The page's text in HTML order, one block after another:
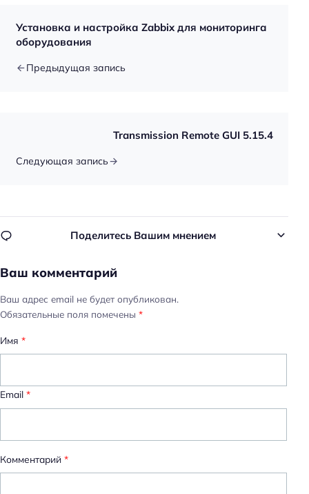
Установка и настройка Zabbix для мониторинга
оборудования
Предыдущая запись
Transmission Remote GUI 5.15.4
Следующая запись
Поделитесь Вашим мнением
Ваш комментарий
Ваш адрес email не будет опубликован.
Обязательные поля помечены *
Имя *
Email *
Комментарий *